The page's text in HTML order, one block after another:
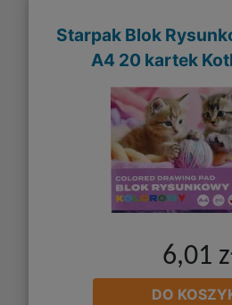
Starpak Blok
A4 20 kartek
6,01
DO